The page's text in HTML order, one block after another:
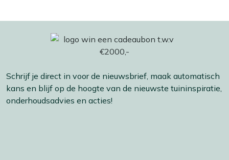
Schrijf je direct in voor de nieuwsbrief, maak automatisch
kans en blijf op de hoogte van de nieuwste tuininspiratie,
onderhoudsadvies en acties!